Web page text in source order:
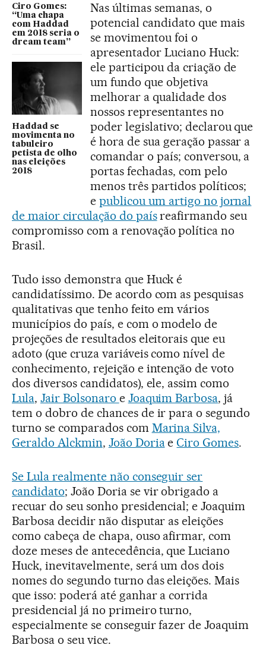
Ciro Gomes:
“Uma chapa
com Haddad
em 2018 seria o
dream team”
Haddad se
movimenta no
tabuleiro
petista de olho
nas eleições
2018
Nas últimas semanas, o
potencial candidato que mais
se movimentou foi o
apresentador Luciano Huck:
ele participou da criação de
um fundo que objetiva
melhorar a qualidade dos
nossos representantes no
poder legislativo; declarou que
é hora de sua geração passar a
comandar o país; conversou, a
portas fechadas, com pelo
menos três partidos políticos;
e publicou um artigo no jornal
de maior circulação do paísreafirmando seu
compromisso com a renovação política no
Brasil.
Tudo isso demonstra que Huck é
candidatíssimo. De acordo com as pesquisas
qualitativas que tenho feito em vários
municípios do país, e com o modelo de
projeções de resultados eleitorais que eu
adoto (que cruza variáveis como nível de
conhecimento, rejeição e intenção de voto
dos diversos candidatos), ele, assim como
Lula, Jair Bolsonaro e Joaquim Barbosa, já
tem o dobro de chances de ir para o segundo
turno se comparados com Marina Silva,
Geraldo Alckmin, João DoriaeCiro Gomes.
Se Lula realmente não conseguir ser
candidato; João Doria se vir obrigado a
recuar do seu sonho presidencial; e Joaquim
Barbosa decidir não disputar as eleições
como cabeça de chapa, ouso afirmar, com
doze meses de antecedência, que Luciano
Huck, inevitavelmente, será um dos dois
nomes do segundo turno das eleições. Mais
que isso: poderá até ganhar a corrida
presidencial já no primeiro turno,
especialmente se conseguir fazer de Joaquim
Barbosa o seu vice.